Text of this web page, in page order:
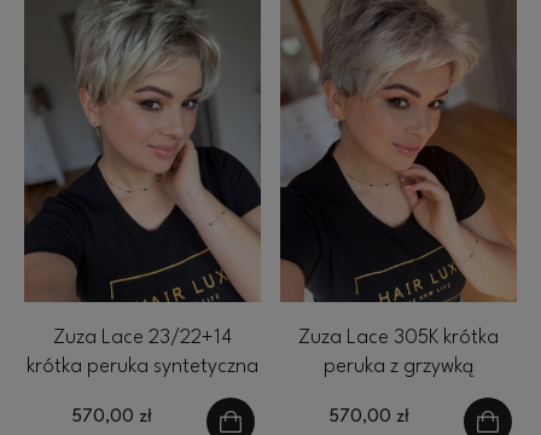
Zuza Lace 23/22+14
krótka peruka syntetyczna
z grzywką Gisela Mayer
570,00 zł
Zuza Lace 305K krótka
peruka z grzywką
syntetyczna Gisela Mayer
570,00 zł